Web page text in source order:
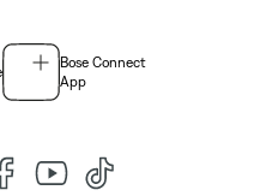
Bose Connect
App